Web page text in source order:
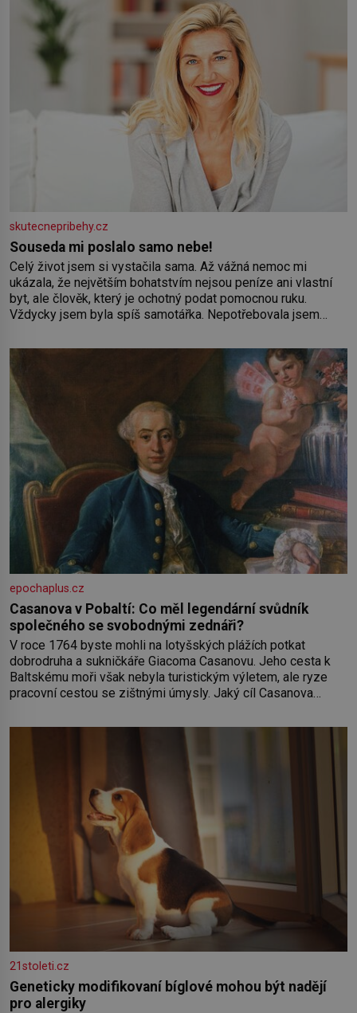
skutecnepribehy.cz
Souseda mi poslalo samo nebe!
Celý život jsem si vystačila sama. Až vážná nemoc mi
ukázala, že největším bohatstvím nejsou peníze ani vlastní
byt, ale člověk, který je ochotný podat pomocnou ruku.
Vždycky jsem byla spíš samotářka. Nepotřebovala jsem
práce a hlavně klid. Hned po studiích jsem odešla z rodného
epochaplus.cz
Casanova v Pobaltí: Co měl legendární svůdník
společného se svobodnými zednáři?
V roce 1764 byste mohli na lotyšských plážích potkat
dobrodruha a sukničkáře Giacoma Casanovu. Jeho cesta k
Baltskému moři však nebyla turistickým výletem, ale ryze
pracovní cestou se zištnými úmysly. Jaký cíl Casanova
Rigy? Casanova v Pobaltí kontaktoval tamní zednářské lóže.
Nebyl v této oblasti žádným nováčkem, protože do
21stoleti.cz
Geneticky modifikovaní bíglové mohou být nadějí
pro alergiky